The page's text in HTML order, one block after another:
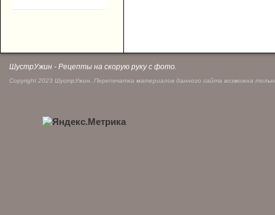
ШустрУжин - Рецепты на скорую руку с фото.
Copyright 2023 ШустрУжин. Перепечатка материалов данного сайта возможна